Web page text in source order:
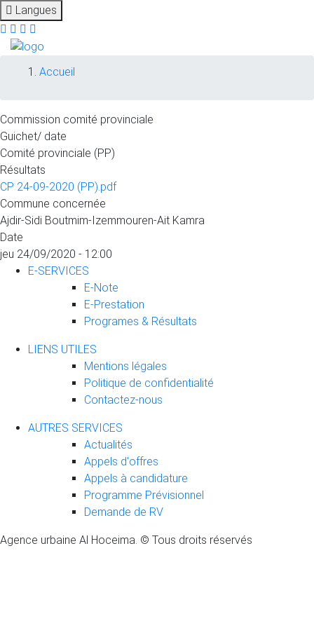
Langues
Fil Accueil
Commission comité provinciale
Guichet/ date
Comité provinciale (PP)
Résultats
CP 24-09-2020 (PP).pdf
Commune concernée
Ajdir-Sidi Boutmim-Izemmouren-Ait Kamra
Date
jeu 24/09/2020 - 12:00
E-SERVICES
E-Note
E-Prestation
Programes & Résultats
LIENS UTILES
Mentions légales
Politique de confidentialité
Contactez-nous
AUTRES SERVICES
Actualités
Appels d'offres
Appels à candidature
Programme Prévisionnel
Demande de RV
Agence urbaine Al Hoceima. © Tous droits réservés